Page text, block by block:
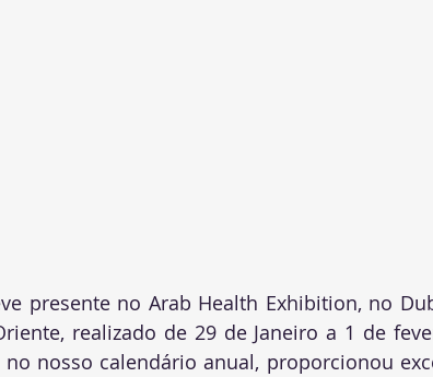
presente no Arab Health Exhibition, no
realizado de 29 de Janeiro a 1 de
nosso calendário anual, proporcionou